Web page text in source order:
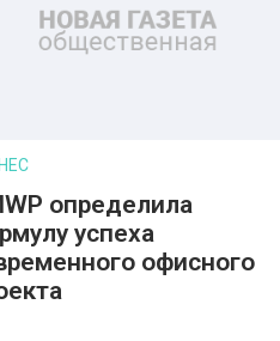
определила
успеха
офисного